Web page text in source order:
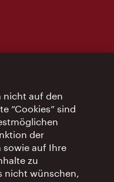
nicht auf den
“Cookies” sind
der
sowie auf Ihre
zu
nicht wünschen,